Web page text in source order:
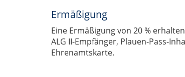
Ermäßigung
Eine Ermäßigung von 20 %
ALG II-Empfänger, Plauen-Pass-
Ehrenamtskarte.